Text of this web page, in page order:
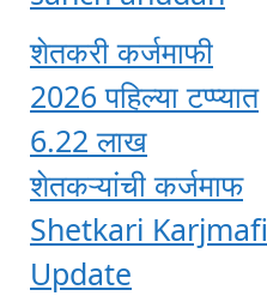
शेतकरी कर्जमाफी
2026 पहिल्या टप्प्यात
6.22 लाख
शेतकऱ्यांची कर्जमाफ
Shetkari Karjmafi
Update